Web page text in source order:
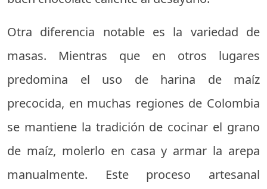
Otra diferencia notable es la variedad de
masas. Mientras que en otros lugares
predomina el uso de harina de maíz
precocida, en muchas regiones de Colombia
se mantiene la tradición de cocinar el grano
de maíz, molerlo en casa y armar la arepa
manualmente. Este proceso artesanal